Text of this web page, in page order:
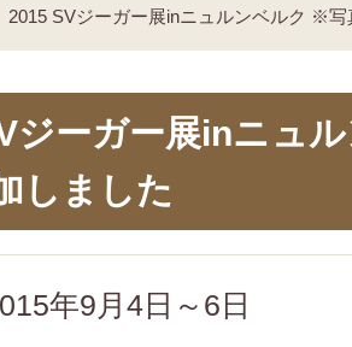
2015 SVジーガー展inニュルンベルク ※
ジーガー展inニュ
しました
年9月4日～6日